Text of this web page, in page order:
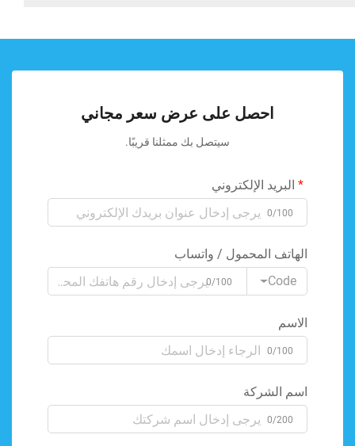
احصل على عرض سعر مجاني
سيتصل بك ممثلنا قريبًا.
البريد الإلكتروني
0/100
الهاتف المحمول / واتساب
Code
0/100
الاسم
0/100
اسم الشركة
0/200